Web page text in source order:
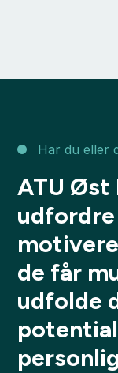
Har du eller
ATU Øst
de får
udfolde